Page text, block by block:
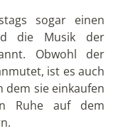
sogar einen
die Musik der
Obwohl der
ist es auch
dem sie einkaufen
Ruhe auf dem